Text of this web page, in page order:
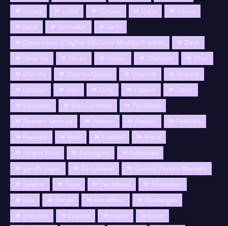
cricket
crime Cultural Datia
Dausa
Dehli
Dehradun
Delhi
Department of Higher Education Madhya Pradesh
Desh
Devariya
Devas Dewas Dhamtari
Dhar
Dharma
Dharma&Jotishi Dharmik
Dharnik
Dholpur
Dilhi Durg e paper
Editor
Education
Entertainment
Faridabad
Farmers Services
Fashion Festival
Festivals
Festivels
Food Football
Fraud
Fungus Virus
Gairatganj
Gajiyabad
gandhi nagar
Gariyaband
Gaurela-Pendra-Marwahi
Gawlior
Gaya Gaziabaad
Ghaziabad
Goa
Gonda Gorakhpur
Gouhargan
govt.jobs
Gujarat Gujrat
Guna